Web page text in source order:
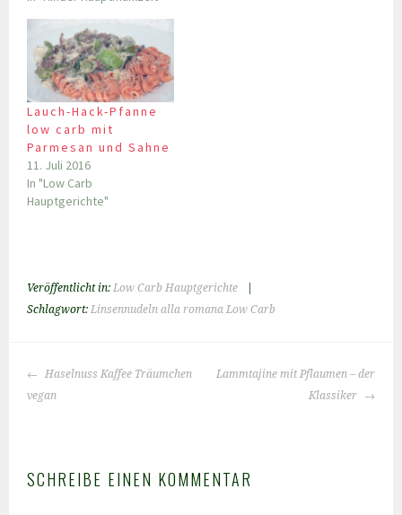
Lauch-Hack-Pfanne
low carb mit
Parmesan und Sahne
11. Juli 2016
In "Low Carb
Hauptgerichte"
Veröffentlicht in:Low Carb Hauptgerichte
Schlagwort:Linsennudeln alla romana Low Carb
BEITRAGS-
NAVIGATION
Haselnuss Kaffee Träumchen
vegan
Lammtajine mit Pflaumen – der
Klassiker
SCHREIBE EINEN KOMMENTAR